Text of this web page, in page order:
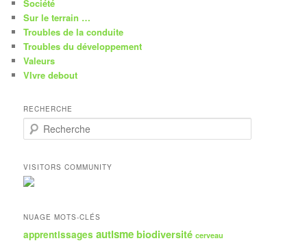
Société
Sur le terrain …
Troubles de la conduite
Troubles du développement
Valeurs
VIvre debout
RECHERCHE
e
h
e
r
h
VISITORS COMMUNITY
NUAGE MOTS-CLÉS
apprentissages autisme biodiversité cerveau